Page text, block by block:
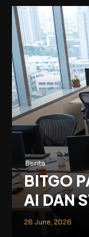
Berita
BITGO
AI DAN
26 June, 2026